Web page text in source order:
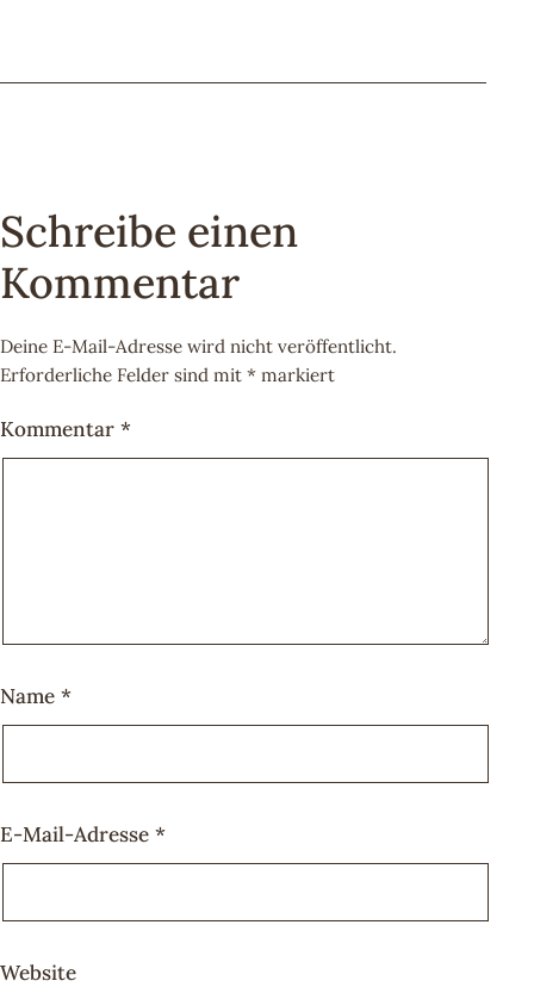
Schreibe einen
Kommentar
Deine E-Mail-Adresse wird nicht veröffentlicht.
Erforderliche Felder sind mit * markiert
Kommentar *
Name *
E-Mail-Adresse *
Website